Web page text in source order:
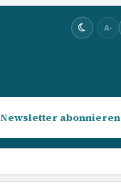
A-
Newsletter abonnieren